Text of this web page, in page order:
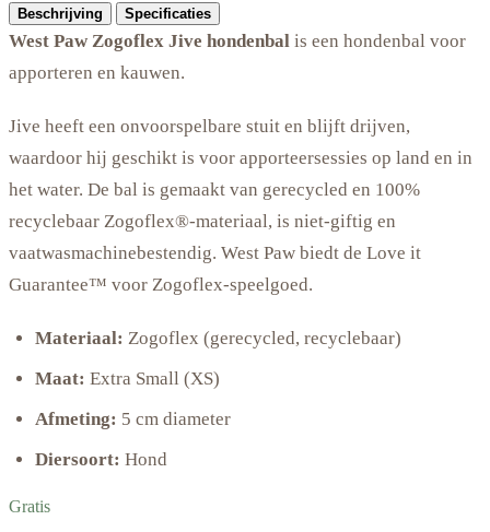
Beschrijving Specificaties
West Paw Zogoflex Jive hondenbal is een hondenbal voor
apporteren en kauwen.
Jive heeft een onvoorspelbare stuit en blijft drijven,
waardoor hij geschikt is voor apporteersessies op land en in
het water. De bal is gemaakt van gerecycled en 100%
recyclebaar Zogoflex®-materiaal, is niet-giftig en
vaatwasmachinebestendig. West Paw biedt de Love it
Guarantee™ voor Zogoflex-speelgoed.
Materiaal: Zogoflex (gerecycled, recyclebaar)
Maat: Extra Small (XS)
Afmeting: 5 cm diameter
Diersoort: Hond
Gratis